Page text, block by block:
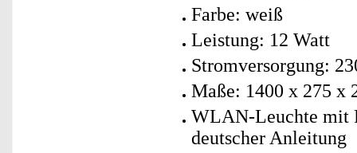
Farbe: weiß
Leistung: 12 Watt
Stromversorgung:
Maße: 1400 x 275 x
WLAN-Leuchte mit
deutscher Anleitung